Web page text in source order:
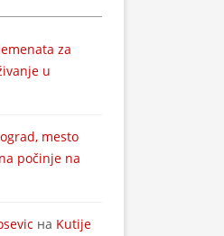
za
u
mesto
počinje na
на Kutije